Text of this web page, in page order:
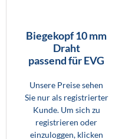
Biegekopf 10 mm
Draht
passend für EVG
Unsere Preise sehen
Sie nur als registrierter
Kunde. Um sich zu
registrieren oder
einzuloggen, klicken